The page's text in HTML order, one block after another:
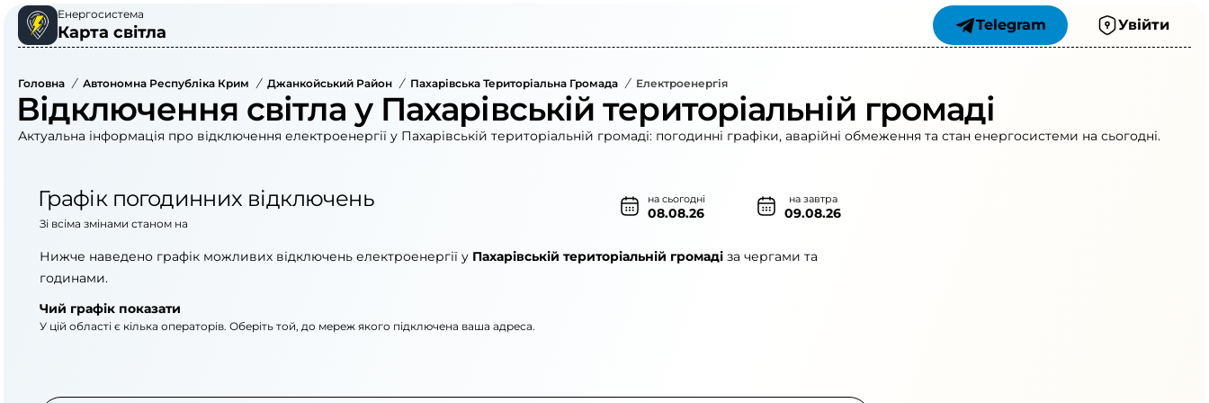
Енергосистема
Карта світла Telegram Увійти
Головна / Автономна Республіка Крим / Джанкойський Район / Пахарівська Територіальна Громада / Електроенергія
Відключення світла у Пахарівській територіальній громаді
Актуальна інформація про відключення електроенергії у Пахарівській територіальній громаді: погодинні графіки, аварійні обмеження та стан енергосистеми на сьогодні.
Графік погодинних відключень на сьогодні
08.08.26
на завтра
09.08.26
Зі всіма змінами станом на
Нижче наведено графік можливих відключень електроенергії у Пахарівській територіальній громаді за чергами та
годинами.
Чий графік показати
У цій області є кілька операторів. Оберіть той, до мереж якого підключена ваша адреса.